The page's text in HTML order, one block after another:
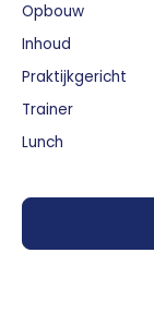
Opbouw
Inhoud
Praktijkgericht
Trainer
Lunch